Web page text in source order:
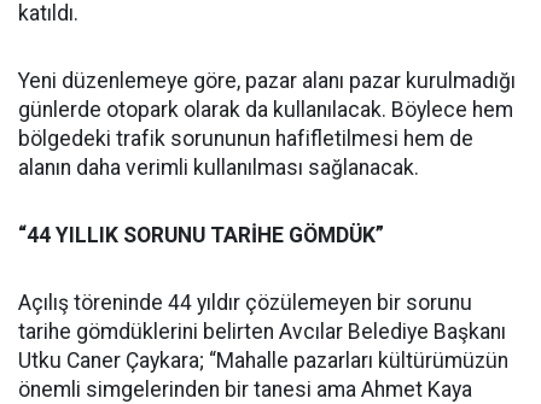
katıldı.
Yeni düzenlemeye göre, pazar alanı pazar kurulmadığı
günlerde otopark olarak da kullanılacak. Böylece hem
bölgedeki trafik sorununun hafifletilmesi hem de
alanın daha verimli kullanılması sağlanacak.
“44 YILLIK SORUNU TARİHE GÖMDÜK”
Açılış töreninde 44 yıldır çözülemeyen bir sorunu
tarihe gömdüklerini belirten Avcılar Belediye Başkanı
Utku Caner Çaykara; “Mahalle pazarları kültürümüzün
önemli simgelerinden bir tanesi ama Ahmet Kaya